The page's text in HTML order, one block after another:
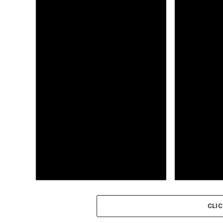
Наталья Малярчук и Марат Шибутов
Казахстана в том, что лудомания – не
НОВЫЙ